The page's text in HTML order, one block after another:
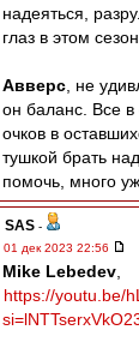
надеяться,
глаз в этом
Авверс , не
он баланс. Все в
очков в
тушкой брать
помочь, много
SAS -
01 дек 2023 22:56
Mike Lebedev
https://youtu.be/